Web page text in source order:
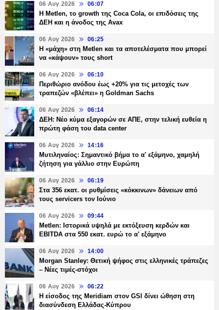
06 Αυγ 2026 06:07
H Metlen, το growth της Coca Cola, οι επιδόσεις της
ΔΕΗ και η άνοδος της Avax
06 Αυγ 2026 06:25
H «μάχη» στη Metlen και τα αποτελέσματα που μπορεί
να «κάψουν» τους short
06 Αυγ 2026 06:10
Περιθώριο ανόδου έως +20% για τις μετοχές των
τραπεζών «βλέπει» η Goldman Sachs
06 Αυγ 2026 06:14
ΔΕΗ: Νέο κύμα εξαγορών σε ΑΠΕ, στην τελική ευθεία η
πρώτη φάση του data center
06 Αυγ 2026 14:16
Μυτιληναίος: Σημαντικό βήμα το α' εξάμηνο, χαμηλή
ζήτηση για γάλλιο στην Ευρώπη
06 Αυγ 2026 06:19
Στα 356 εκατ. οι ρυθμίσεις «κόκκινων» δάνειων από
τους servicers τον Ιούνιο
06 Αυγ 2026 09:44
Metlen: Ιστορικά υψηλά με εκτόξευση κερδών και
EBITDA στα 550 εκατ. ευρώ το α' εξάμηνο
06 Αυγ 2026 14:00
Morgan Stanley: Θετική ψήφος στις ελληνικές τράπεζες
– Νέες τιμές-στόχοι
06 Αυγ 2026 06:22
Η είσοδος της Meridiam στον GSI δίνει ώθηση στη
διασύνδεση Ελλάδας-Κύπρου